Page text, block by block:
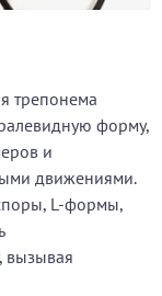
трепонема
форму,
и
движениями.
L-формы,
вызывая